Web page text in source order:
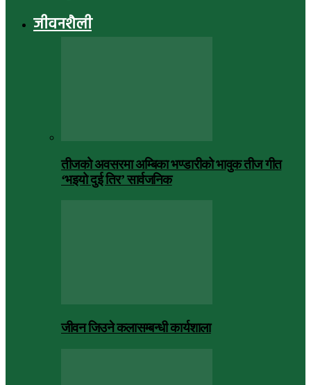
जीवनशैली
तीजको अवसरमा अम्बिका भण्डारीको भावुक तीज गीत
‘भइयो दुई तिर’ सार्वजनिक
जीवन जिउने कलासम्बन्धी कार्यशाला